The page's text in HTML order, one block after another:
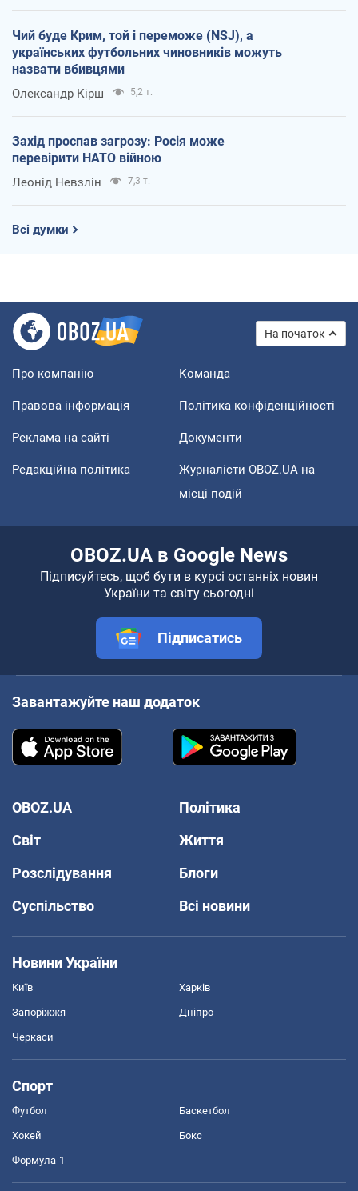
Чий буде Крим, той і переможе (NSJ), а
українських футбольних чиновників можуть
назвати вбивцями
Олександр Кірш 5,2 т.
Захід проспав загрозу: Росія може
перевірити НАТО війною
Леонід Невзлін 7,3 т.
Всі думки
На початок
Про компанію Команда
Правова інформація Політика конфіденційності
Реклама на сайті Документи
Редакційна політика
Журналісти OBOZ.UA на
місці подій
OBOZ.UA в Google News
Підписуйтесь, щоб бути в курсі останніх новин
України та світу сьогодні
Підписатись
Завантажуйте наш додаток
OBOZ.UA
Політика
Світ
Життя
Розслідування
Блоги
Суспільство
Всі новини
Новини України
Київ Харків
Запоріжжя Дніпро
Черкаси
Спорт
Футбол Баскетбол
Хокей Бокс
Формула-1